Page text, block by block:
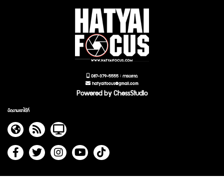
087-379-5555 : การตลาด
hatyaifocus@gmail.com
Powered by ChessStudio
ติดตามเราได้ที่